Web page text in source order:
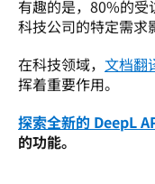
有趣的是，80%的受
科技公司的特定需求
在科技领域， 文档翻
挥着重要作用。
探索全新的 DeepL
的功能。